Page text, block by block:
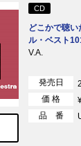
CD
どこかで聴
ル・ベスト
V.A.
発売日
価 格
品 番